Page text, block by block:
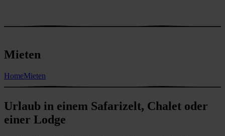
Mieten
HomeMieten
Urlaub in einem Safarizelt, Chalet oder
einer Lodge